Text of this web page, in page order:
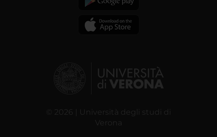
© 2026 | Università degli studi di
Verona